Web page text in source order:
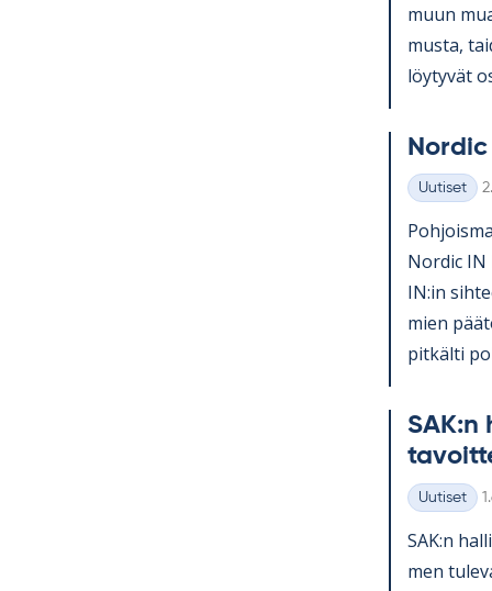
muun
musta,
löy­ty­vät
Kategoriat
Uutiset
Nor­dic IN
IN:in
mien
pit­kälti
SAK:n
Kategoriat
Uutiset
SAK:n
men